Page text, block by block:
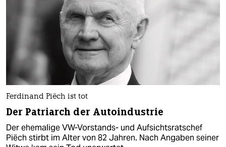
Ferdinand Piëch ist tot
Der Patriarch der Autoindustrie
Der ehemalige VW-Vorstands- und Aufsichtsratschef
Piëch stirbt im Alter von 82 Jahren. Nach Angaben seiner